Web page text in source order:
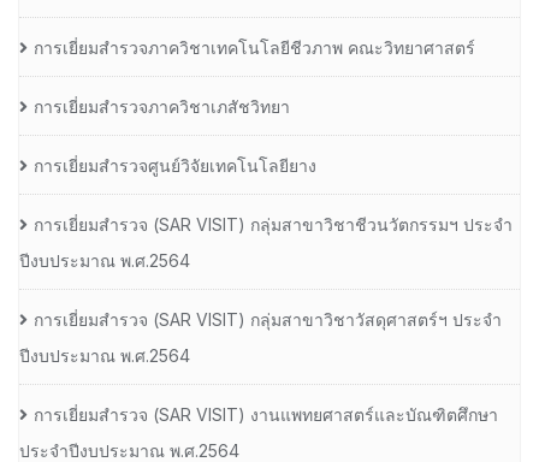
การเยี่ยมสำรวจภาควิชาเทคโนโลยีชีวภาพ คณะวิทยาศาสตร์
การเยี่ยมสำรวจภาควิชาเภสัชวิทยา
การเยี่ยมสำรวจศูนย์วิจัยเทคโนโลยียาง
การเยี่ยมสํารวจ (SAR VISIT) กลุ่มสาขาวิชาชีวนวัตกรรมฯ ประจํา
ปีงบประมาณ พ.ศ.2564
การเยี่ยมสํารวจ (SAR VISIT) กลุ่มสาขาวิชาวัสดุศาสตร์ฯ ประจํา
ปีงบประมาณ พ.ศ.2564
การเยี่ยมสํารวจ (SAR VISIT) งานแพทยศาสตร์และบัณฑิตศึกษา
ประจําปีงบประมาณ พ.ศ.2564